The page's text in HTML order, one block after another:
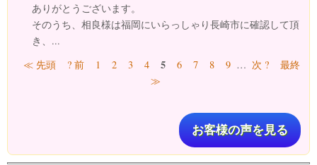
ありがとうございます。
そのうち、相良様は福岡にいらっしゃり長崎市に確認して頂
き、...
ページ
≪ 先頭 ? 前 1 2 3 4 5 6 7 8 9 … 次 ?
最終
≫
お客様の声を見る